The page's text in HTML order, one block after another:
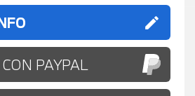
edit
PAYPAL